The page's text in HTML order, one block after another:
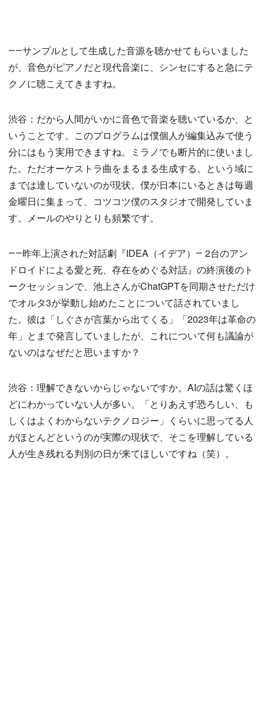
――サンプルとして生成した音源を聴かせてもらいました
が、音色がピアノだと現代音楽に、シンセにすると急にテ
クノに聴こえてきますね。
渋谷：だから人間がいかに音色で音楽を聴いているか、と
いうことです。このプログラムは僕個人が編集込みで使う
分にはもう実用できますね。ミラノでも断片的に使いまし
た。ただオーケストラ曲をまるまる生成する、という域に
までは達していないのが現状。僕が日本にいるときは毎週
金曜日に集まって、コツコツ僕のスタジオで開発していま
す。メールのやりとりも頻繁です。
――昨年上演された対話劇『IDEA（イデア）― 2台のアン
ドロイドによる愛と死、存在をめぐる対話』の終演後のト
ークセッションで、池上さんがChatGPTを同期させただけ
でオルタ3が挙動し始めたことについて話されていまし
た。彼は「しぐさが言葉から出てくる」「2023年は革命の
年」とまで発言していましたが、これについて何も議論が
ないのはなぜだと思いますか？
渋谷：理解できないからじゃないですか。AIの話は驚くほ
どにわかっていない人が多い。「とりあえず恐ろしい、も
しくはよくわからないテクノロジー」くらいに思ってる人
がほとんどというのが実際の現状で、そこを理解している
人が生き残れる判別の日が来てほしいですね（笑）。